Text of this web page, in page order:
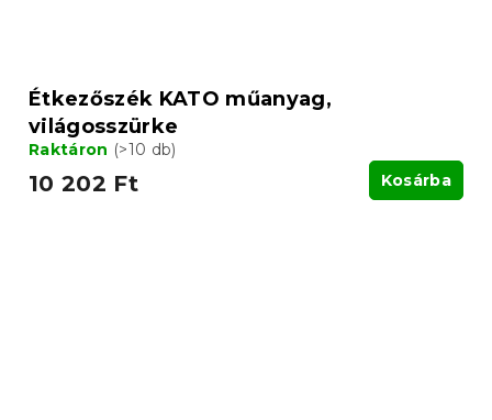
Étkezőszék KATO műanyag,
világosszürke
Raktáron (>10 db)
10 202 Ft Kosárba